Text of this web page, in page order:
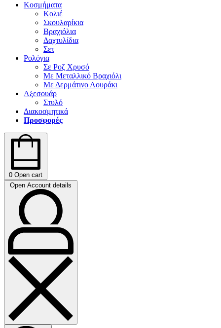
Κοσμήματα
Κολιέ
Σκουλαρίκια
Βραχιόλια
Δαχτυλίδια
Σετ
Ρολόγια
Σε Ροζ Χρυσό
Με Μεταλλικό Βραχιόλι
Με Δερμάτινο Λουράκι
Αξεσουάρ
Στυλό
Διακοσμητικά
Προσφορές
0 Open cart
Open Account details